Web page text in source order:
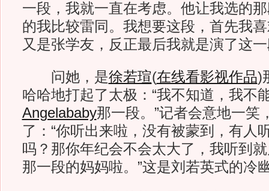
一段，我就一直在考虑。他让我选的
的我比较雷同。我想要这段，首先我
又是张学友，反正最后我就是演了这一
问她，是徐若瑄(在线看影视作品)
哈哈地打起了太极：“我不知道，我不
Angelababy那一段。”记者会意地一笑
了：“你听出来啦，没有被蒙到，有人
吗？那你年纪会不会太大了，我听到
那一段的妈妈啦。”这是刘若英式的冷